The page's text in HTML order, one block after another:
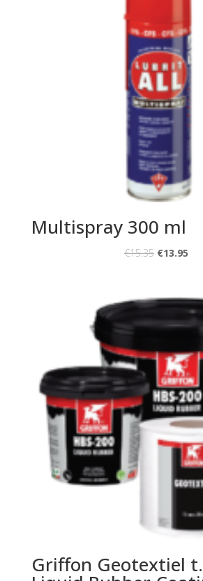
Multispray 300 ml
€15.35 €13.95
Griffon Geotextiel